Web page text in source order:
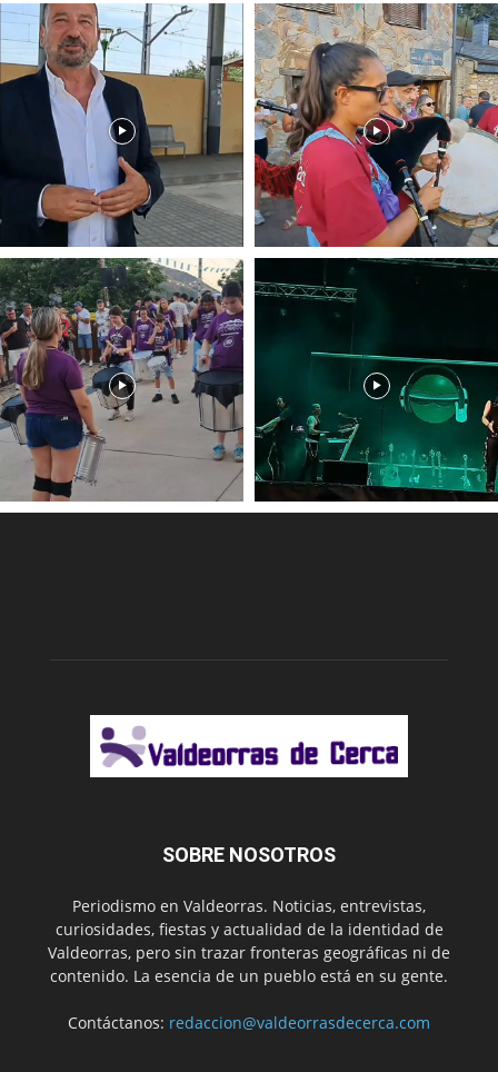
SOBRE NOSOTROS
Periodismo en Valdeorras. Noticias, entrevistas,
curiosidades, fiestas y actualidad de la identidad de
Valdeorras, pero sin trazar fronteras geográficas ni de
contenido. La esencia de un pueblo está en su gente.
Contáctanos: redaccion@valdeorrasdecerca.com